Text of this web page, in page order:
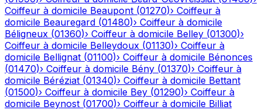
Coiffeur à domicile Beaupont (01270)› Coiffeur à
domicile Beauregard (01480)› Coiffeur à domicile
Béligneux (01360)› Coiffeur à domicile Belley (01300)›
Coiffeur à domicile Belleydoux (01130)› Coiffeur à
domicile Bellignat (01100)› Coiffeur à domicile Bénonces
(01470)› Coiffeur à domicile Bény (01370)› Coiffeur à
domicile Béréziat (01340)› Coiffeur à domicile Bettant
(01500)› Coiffeur à domicile Bey (01290)› Coiffeur à
domicile Beynost (01700)› Coiffeur à domicile Billiat